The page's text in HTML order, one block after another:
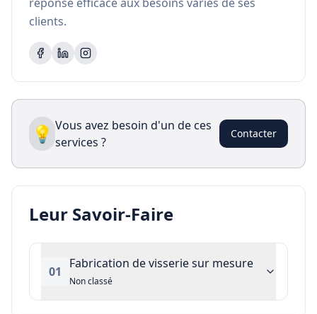
clients.
💡 Vous avez besoin d'un de ces
services ?
Contacter
Leur Savoir-Faire
01
Fabrication de visserie sur mesure
Non classé